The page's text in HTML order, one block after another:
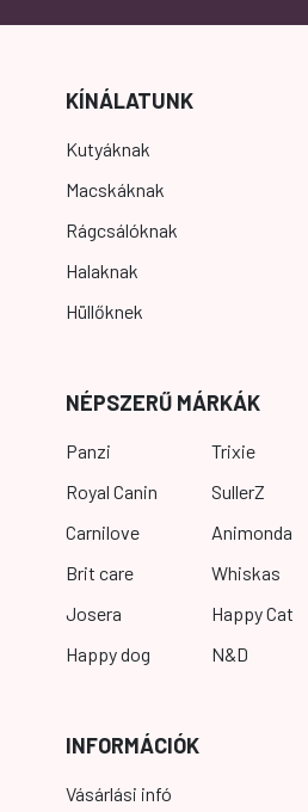
KÍNÁLATUNK
Kutyáknak
Macskáknak
Rágcsálóknak
Halaknak
Hüllőknek
NÉPSZERŰ MÁRKÁK
Panzi
Royal Canin
Carnilove
Brit care
Josera
Happy dog
Trixie
SullerZ
Animonda
Whiskas
Happy Cat
N&D
INFORMÁCIÓK
Vásárlási infó